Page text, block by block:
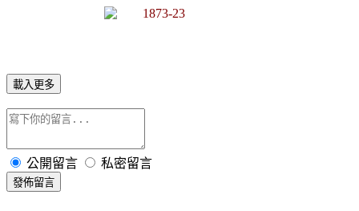
載入更多
公開留言 私密留言
發佈留言